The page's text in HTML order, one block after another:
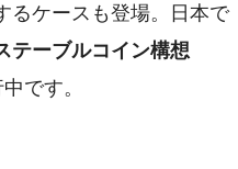
るケースも登場。日本で
テーブルコイン構想
です。